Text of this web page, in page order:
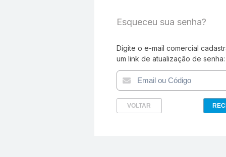
Esqueceu sua senha?
Digite o e-mail comercial
um link de atualização de senha:
VOLTAR